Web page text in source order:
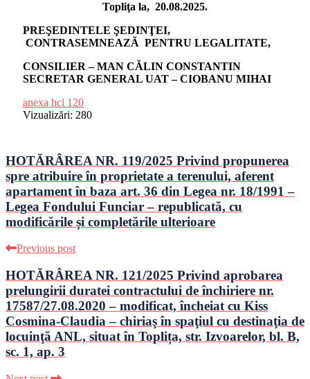
Topliţa la, 20.08.2025.
PREŞEDINTELE ŞEDINŢEI,
CONTRASEMNEAZĂ PENTRU LEGALITATE,
CONSILIER – MAN CĂLIN CONSTANTIN
SECRETAR GENERAL UAT – CIOBANU MIHAI
anexa hcl 120
Vizualizări: 280
HOTĂRÂREA NR. 119/2025 Privind propunerea
spre atribuire în proprietate a terenului, aferent
apartament în baza art. 36 din Legea nr. 18/1991 –
Legea Fondului Funciar – republicată, cu
modificările și completările ulterioare
Previous post
HOTĂRÂREA NR. 121/2025 Privind aprobarea
prelungirii duratei contractului de închiriere nr.
17587/27.08.2020 – modificat, încheiat cu Kiss
Cosmina-Claudia – chiriaş în spaţiul cu destinaţia de
locuinţă ANL, situat în Toplița, str. Izvoarelor, bl. B,
sc. 1, ap. 3